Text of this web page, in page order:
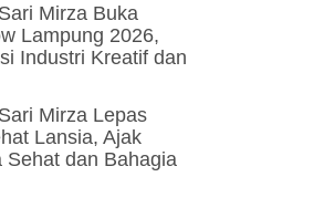
Mirza Buka
Lampung 2026,
Industri Kreatif dan
Mirza Lepas
Lansia, Ajak
Sehat dan Bahagia